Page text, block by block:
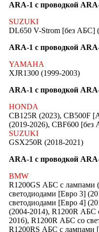
ARA-1 с проводкой
SUZUKI
DL650 V-Strom [без АБС]
ARA-1 с проводкой
YAMAHA
XJR1300 (1999-2003)
ARA-1 с проводкой
HONDA
CB125R (2023), CB500F
(2019-2026), CBF600 [без
SUZUKI
GSX250R (2018-2021)
ARA-1 с проводкой
BMW
R1200GS АБС c лампами
светодиодами [Евро 3]
светодиодами [Евро 4]
(2004-2014), R1200R АБС
2016), R1200R АБС со
R1200RS АБС c лампами